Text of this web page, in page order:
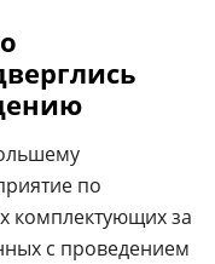
по
комплектующих за
с проведением